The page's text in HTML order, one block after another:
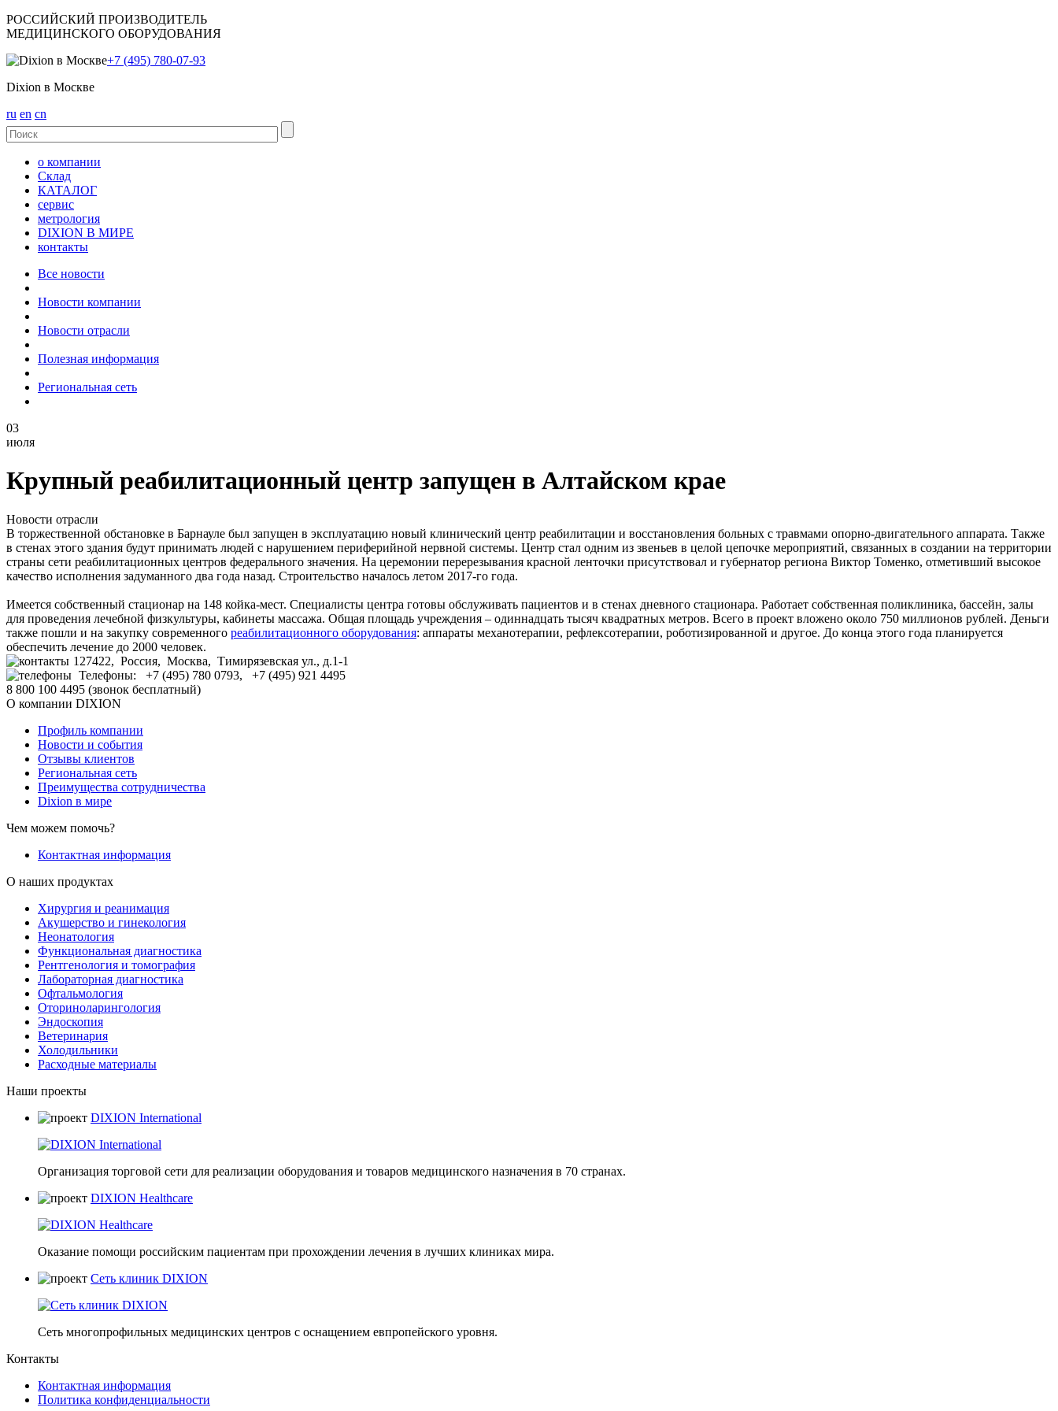
РОССИЙСКИЙ ПРОИЗВОДИТЕЛЬ
МЕДИЦИНСКОГО ОБОРУДОВАНИЯ
+7 (495) 780-07-93
Dixion в Москве
ru en cn
о компании
Склад
КАТАЛОГ
сервис
метрология
DIXION В МИРЕ
контакты
Все новости
Новости компании
Новости отрасли
Полезная информация
Региональная сеть
03
июля
Крупный реабилитационный центр запущен в Алтайском крае
Новости отрасли
В торжественной обстановке в Барнауле был запущен в эксплуатацию новый клинический центр реабилитации и восстановления больных с травмами опорно-двигательного аппарата. Также
в стенах этого здания будут принимать людей с нарушением периферийной нервной системы. Центр стал одним из звеньев в целой цепочке мероприятий, связанных в создании на территории
страны сети реабилитационных центров федерального значения. На церемонии перерезывания красной ленточки присутствовал и губернатор региона Виктор Томенко, отметивший высокое
качество исполнения задуманного два года назад. Строительство началось летом 2017-го года.
Имеется собственный стационар на 148 койка-мест. Специалисты центра готовы обслуживать пациентов и в стенах дневного стационара. Работает собственная поликлиника, бассейн, залы
для проведения лечебной физкультуры, кабинеты массажа. Общая площадь учреждения – одиннадцать тысяч квадратных метров. Всего в проект вложено около 750 миллионов рублей. Деньги
также пошли и на закупку современного реабилитационного оборудования: аппараты механотерапии, рефлексотерапии, роботизированной и другое. До конца этого года планируется
обеспечить лечение до 2000 человек.
127422, Россия, Москва, Тимирязевская ул., д.1-1
Телефоны: +7 (495) 780 0793, +7 (495) 921 4495
8 800 100 4495 (звонок бесплатный)
О компании DIXION
Профиль компании
Новости и события
Отзывы клиентов
Региональная сеть
Преимущества сотрудничества
Dixion в мире
Чем можем помочь?
Контактная информация
О наших продуктах
Хирургия и реанимация
Акушерство и гинекология
Неонатология
Функциональная диагностика
Рентгенология и томография
Лабораторная диагностика
Офтальмология
Оториноларингология
Эндоскопия
Ветеринария
Холодильники
Расходные материалы
Наши проекты
DIXION International
Организация торговой сети для реализации оборудования и товаров медицинского назначения в 70 странах.
DIXION Healthcare
Оказание помощи российским пациентам при прохождении лечения в лучших клиниках мира.
Сеть клиник DIXION
Сеть многопрофильных медицинских центров с оснащением евпропейского уровня.
Контакты
Контактная информация
Политика конфиденциальности